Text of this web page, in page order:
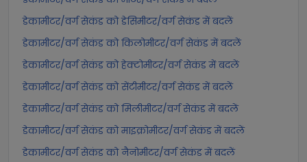
डेकामीटर/वर्ग सेकंड को डेसिमीटर/वर्ग सेकंड में बदलें
डेकामीटर/वर्ग सेकंड को किलोमीटर/वर्ग सेकंड में बदलें
डेकामीटर/वर्ग सेकंड को हेक्टोमीटर/वर्ग सेकंड में बदलें
डेकामीटर/वर्ग सेकंड को सेंटीमीटर/वर्ग सेकंड में बदलें
डेकामीटर/वर्ग सेकंड को मिलीमीटर/वर्ग सेकंड में बदलें
डेकामीटर/वर्ग सेकंड को माइक्रोमीटर/वर्ग सेकंड में बदलें
डेकामीटर/वर्ग सेकंड को नैनोमीटर/वर्ग सेकंड में बदलें